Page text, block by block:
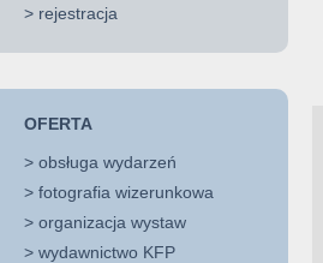
> rejestracja
OFERTA
> obsługa wydarzeń
> fotografia wizerunkowa
> organizacja wystaw
> wydawnictwo KFP